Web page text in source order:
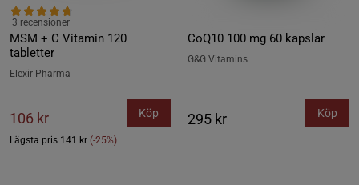
MSM + C Vitamin 120
tabletter
3 recensioner
Elexir Pharma
106 kr
Lägsta pris 141 kr (-25%)
Köp
CoQ10 100 mg 60 kapslar
G&G Vitamins
295 kr Köp